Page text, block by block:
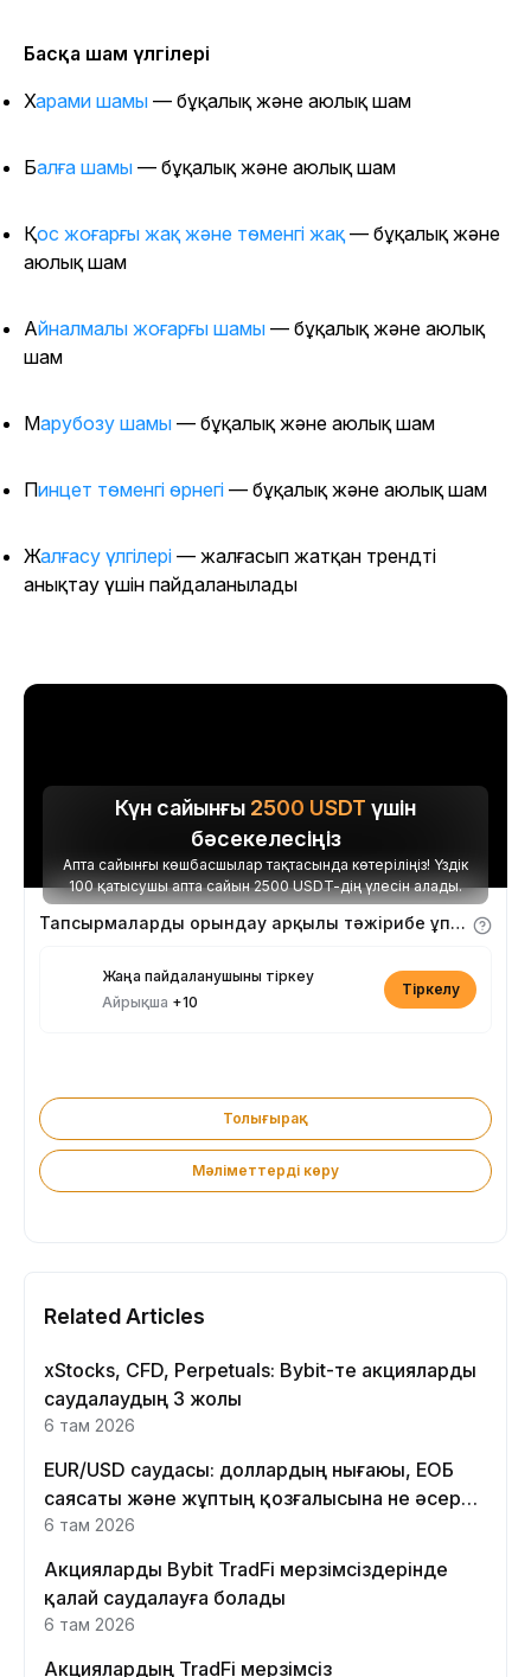
Басқа шам үлгілері
Харами шамы — бұқалық және аюлық шам
Балға шамы — бұқалық және аюлық шам
Қос жоғарғы жақ және төменгі жақ — бұқалық және
аюлық шам
Айналмалы жоғарғы шамы — бұқалық және аюлық
шам
Марубозу шамы — бұқалық және аюлық шам
Пинцет төменгі өрнегі — бұқалық және аюлық шам
Жалғасу үлгілері — жалғасып жатқан трендті
анықтау үшін пайдаланылады
Күн сайынғы 2500 USDT үшін
бәсекелесіңіз
Апта сайынғы көшбасшылар тақтасында көтеріліңіз! Үздік
100 қатысушы апта сайын 2500 USDT-дің үлесін алады.
Тапсырмаларды орындау арқылы тәжірибе ұпайларын алыңыз
Жаңа пайдаланушыны тіркеу
Айрықша +10
Тіркелу
Толығырақ
Мәліметтерді көру
Related Articles
xStocks, CFD, Perpetuals: Bybit-те акцияларды
саудалаудың 3 жолы
6 там 2026
EUR/USD саудасы: доллардың нығаюы, ЕОБ
саясаты және жұптың қозғалысына не әсер
етеді
6 там 2026
Акцияларды Bybit TradFi мерзімсіздерінде
қалай саудалауға болады
6 там 2026
Акциялардың TradFi мерзімсіз